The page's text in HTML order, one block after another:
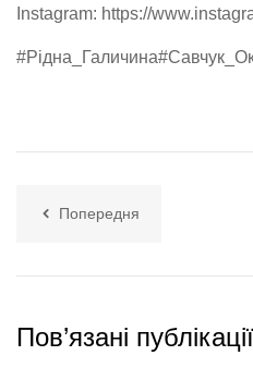
Instagram: https://
#Рідна_Галичина
Попередня
Пов’язані публікації